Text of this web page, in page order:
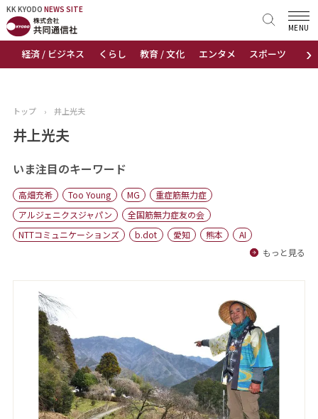
KK KYODO NEWS SITE
›
経済 / ビジネス くらし 教育 / 文化 エンタメ スポーツ 地域
MENU
KK KYODONEWS SITE
トップページ
ニュース
おすすめコンテンツ
出版物
会社概要
トップ › 井上光夫
井上光夫
いま注目のキーワード
高畑充希 Too Young MG
重症筋無力症
アルジェニクスジャパン
全国筋無力症友の会
NTTコミュニケーションズ
b.dot 愛知 熊本
AI
もっと見る